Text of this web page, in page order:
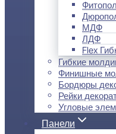
МДФ
ЛДФ
Flex
Гибкие
Финишные
Бордюры
Рейки
Угловые
Панели